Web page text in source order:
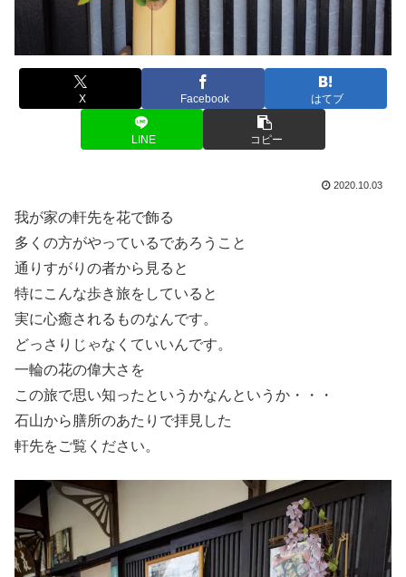
X Facebook はてブ
LINE コピー
2020.10.03
我が家の軒先を花で飾る
多くの方がやっているであろうこと
通りすがりの者から見ると
特にこんな歩き旅をしていると
実に心癒されるものなんです。
どっさりじゃなくていいんです。
一輪の花の偉大さを
この旅で思い知ったというかなんというか・・・
石山から膳所のあたりで拝見した
軒先をご覧ください。